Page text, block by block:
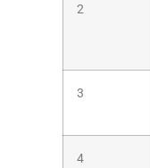
2
3
4